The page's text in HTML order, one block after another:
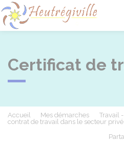
Certificat de
Accueil Mes démarches Travail
contrat de travail dans le secteur privé